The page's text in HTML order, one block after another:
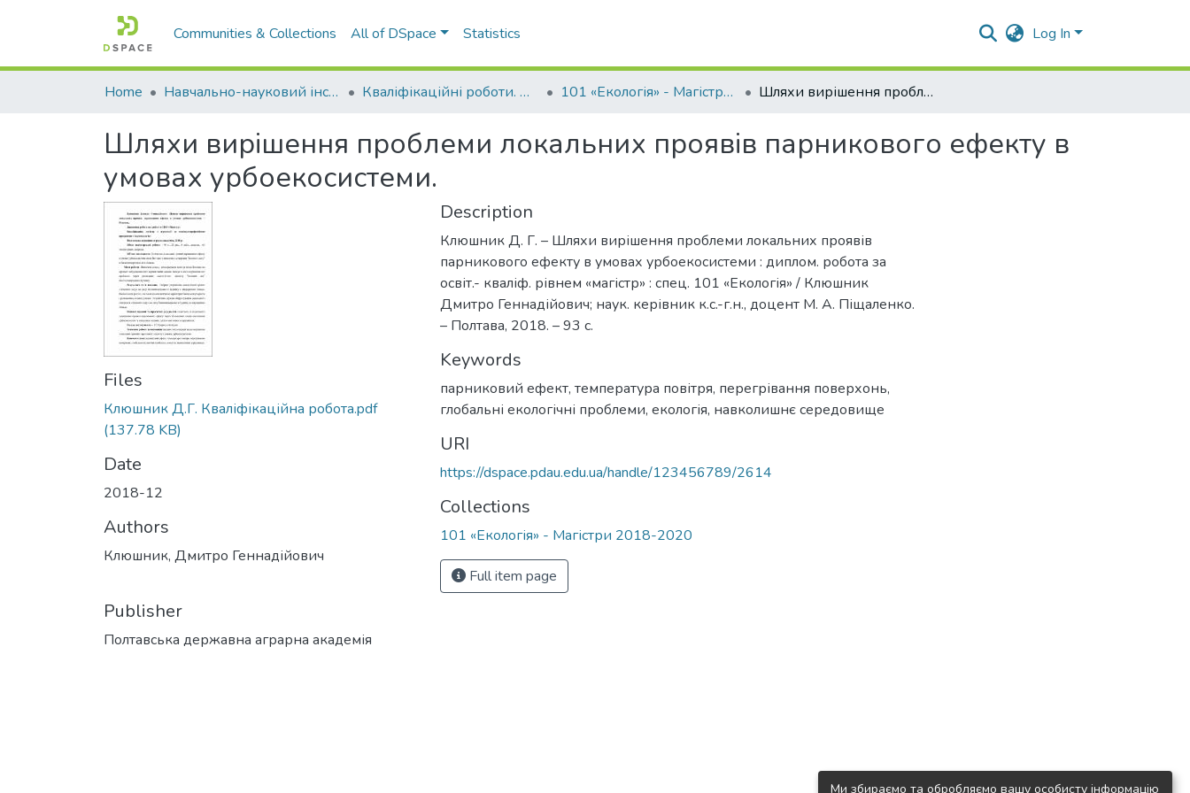
Communities & Collections All of DSpace Statistics Log In
Home Навчально-науковий інститут агротехнологій, селекції та екології Кваліфікаційні роботи. ННІ агротехнологій, селекції та екології 101 «Екологія» - Магістри 2018-2020 Шляхи вирішення проблеми локальних проявів парникового ефекту в умовах урбоекосистеми.
Шляхи вирішення проблеми локальних проявів парникового ефекту в
умовах урбоекосистеми.
Files
Клюшник Д.Г. Кваліфікаційна робота.pdf
(137.78 KB)
Date
2018-12
Authors
Клюшник, Дмитро Геннадійович
Publisher
Полтавська державна аграрна академія
Description
Клюшник Д. Г. – Шляхи вирішення проблеми локальних проявів
парникового ефекту в умовах урбоекосистеми : диплом. робота за
освіт.- кваліф. рівнем «магістр» : спец. 101 «Екологія» / Клюшник
Дмитро Геннадійович; наук. керівник к.с.-г.н., доцент М. А. Піщаленко.
– Полтава, 2018. – 93 с.
Keywords
парниковий ефект, температура повітря, перегрівання поверхонь,
глобальні екологічні проблеми, екологія, навколишнє середовище
URI
https://dspace.pdau.edu.ua/handle/123456789/2614
Collections
101 «Екологія» - Магістри 2018-2020
Full item page
Ми збираємо та обробляємо вашу особисту інформацію